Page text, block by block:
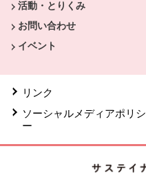
活動・とりくみ
お問い合わせ
イベント
リンク
ソーシャルメディアポリシ
ー